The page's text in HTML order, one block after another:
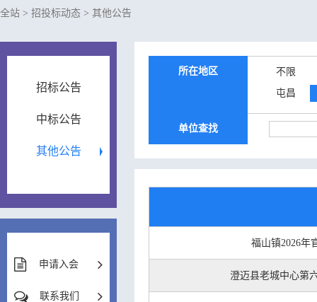
全站 > 招投标动态 > 其他公告
招标公告
中标公告
其他公告
申请入会
联系我们
所在地区
不限
屯昌
单位查找
福山镇2026年
澄迈县老城中心第